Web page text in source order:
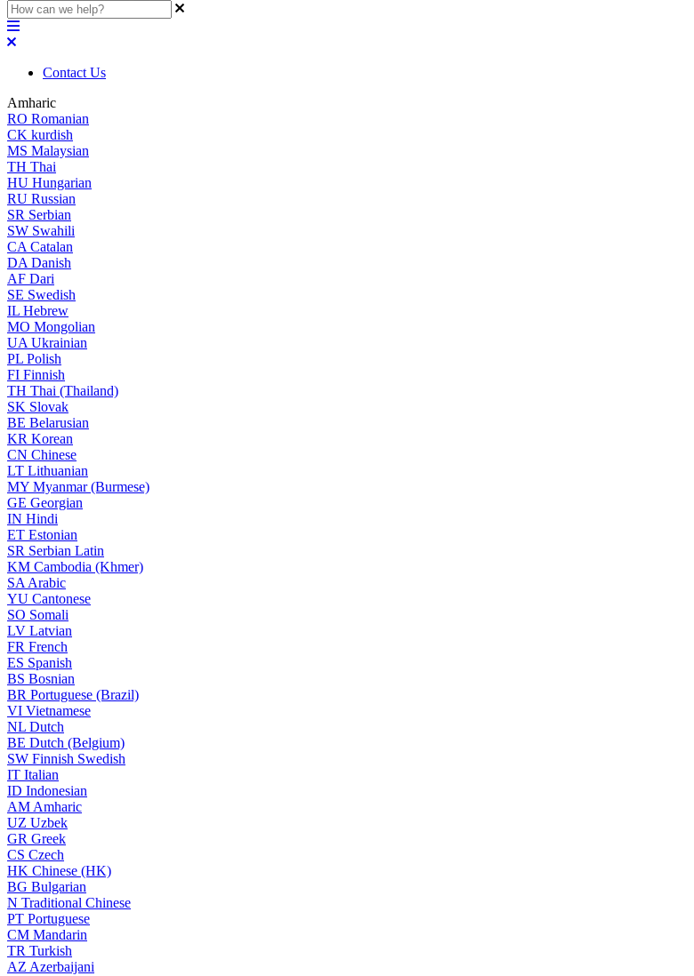
Contact Us
Amharic
RO Romanian
CK kurdish
MS Malaysian
TH Thai
HU Hungarian
RU Russian
SR Serbian
SW Swahili
CA Catalan
DA Danish
AF Dari
SE Swedish
IL Hebrew
MO Mongolian
UA Ukrainian
PL Polish
FI Finnish
TH Thai (Thailand)
SK Slovak
BE Belarusian
KR Korean
CN Chinese
LT Lithuanian
MY Myanmar (Burmese)
GE Georgian
IN Hindi
ET Estonian
SR Serbian Latin
KM Cambodia (Khmer)
SA Arabic
YU Cantonese
SO Somali
LV Latvian
FR French
ES Spanish
BS Bosnian
BR Portuguese (Brazil)
VI Vietnamese
NL Dutch
BE Dutch (Belgium)
SW Finnish Swedish
IT Italian
ID Indonesian
AM Amharic
UZ Uzbek
GR Greek
CS Czech
HK Chinese (HK)
BG Bulgarian
N Traditional Chinese
PT Portuguese
CM Mandarin
TR Turkish
AZ Azerbaijani